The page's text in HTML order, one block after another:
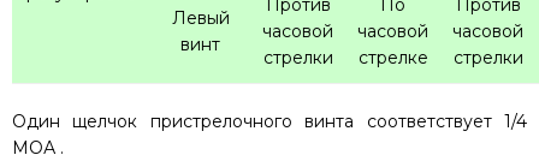
Левый
винт
Против
часовой
стрелки
По
часовой
стрелке
Против
часовой
стрелки
Один щелчок пристрелочного винта соответствует 1/4
МОА .